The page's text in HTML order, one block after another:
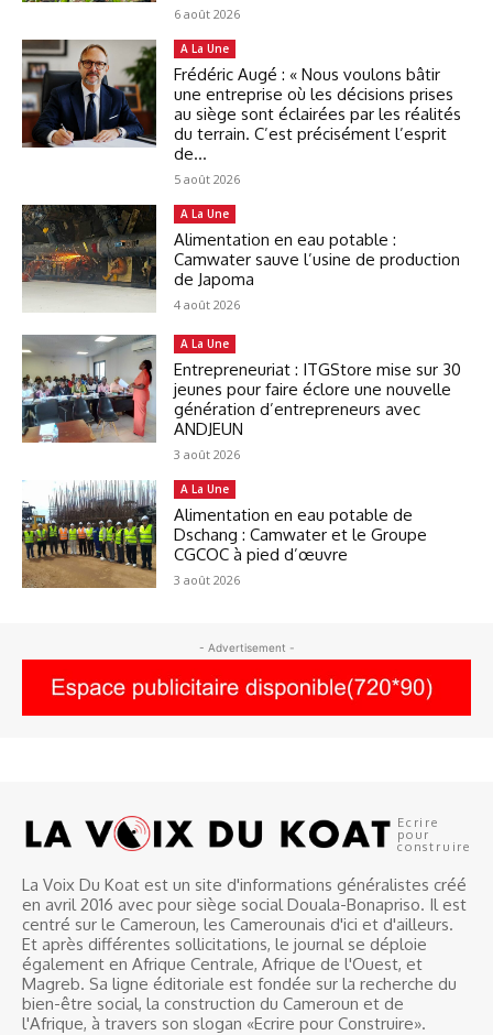
6 août 2026
A La Une
Frédéric Augé : « Nous voulons bâtir
une entreprise où les décisions prises
au siège sont éclairées par les réalités
du terrain. C’est précisément l’esprit
de...
5 août 2026
A La Une
Alimentation en eau potable :
Camwater sauve l’usine de production
de Japoma
4 août 2026
A La Une
Entrepreneuriat : ITGStore mise sur 30
jeunes pour faire éclore une nouvelle
génération d’entrepreneurs avec
ANDJEUN
3 août 2026
A La Une
Alimentation en eau potable de
Dschang : Camwater et le Groupe
CGCOC à pied d’œuvre
3 août 2026
- Advertisement -
Ecrire
pour
construire
La Voix Du Koat est un site d'informations généralistes créé
en avril 2016 avec pour siège social Douala-Bonapriso. Il est
centré sur le Cameroun, les Camerounais d'ici et d'ailleurs.
Et après différentes sollicitations, le journal se déploie
également en Afrique Centrale, Afrique de l'Ouest, et
Magreb. Sa ligne éditoriale est fondée sur la recherche du
bien-être social, la construction du Cameroun et de
l'Afrique, à travers son slogan «Ecrire pour Construire».